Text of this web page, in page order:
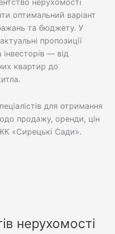
нерухомості
оптимальний варіант
та бюджету. У
пропозиції
інвесторів — від
квартир до
для отримання
продажу, оренди, цін
«Сирецькі Сади».